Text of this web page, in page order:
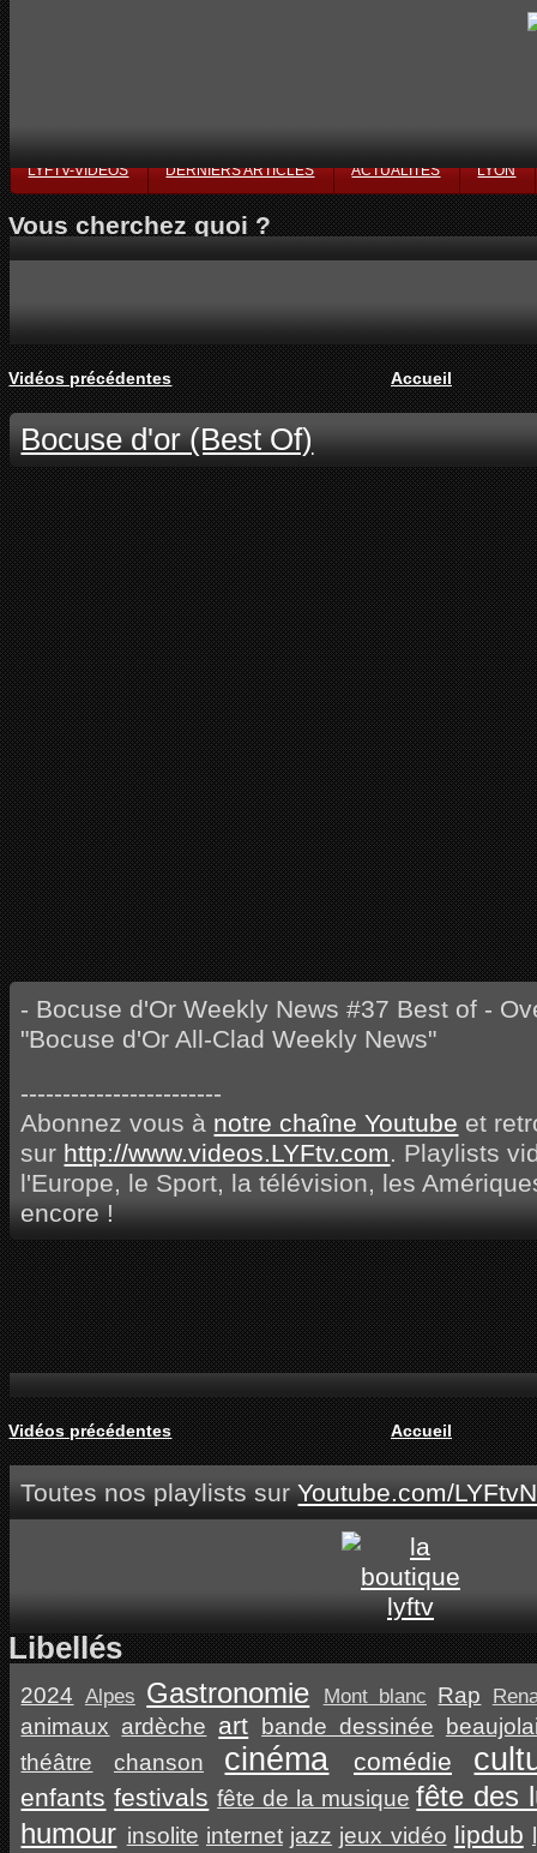
LYFTV-VIDÉOS DERNIERS ARTICLES ACTUALITÉS LYON
Vous cherchez quoi ?
Vidéos précédentes Accueil
Bocuse d'or (Best Of)
- Bocuse d'Or Weekly News #37 Best of -
"Bocuse d'Or All-Clad Weekly News"
------------------------
Abonnez vous à notre chaîne Youtube et
sur http://www.videos.LYFtv.com. Playlists
l'Europe, le Sport, la télévision, les
encore !
Vidéos précédentes Accueil
Toutes nos playlists surYoutube.com/
Libellés
2024 Alpes Gastronomie Mont blanc Rap
animaux ardèche art bande dessinée
théâtre
chanson cinéma comédie
enfants festivals fête de la musique fête des
humour insolite internet jazz jeux vidéo lipdub